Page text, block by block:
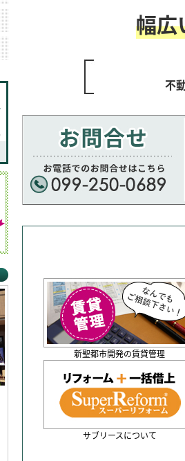
幅広
不
新聖都市開発の賃貸管理
サブリースについて